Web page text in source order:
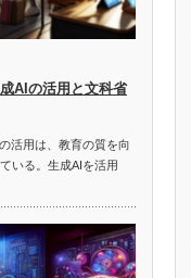
AIの活用と文科省
活用は、教育の質を向
いる。生成AIを活用